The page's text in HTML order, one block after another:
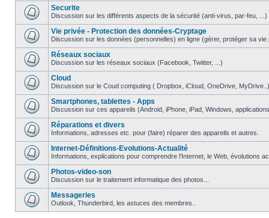
Securite
Discussion sur les différents aspects de la sécurité (anti-virus, par-feu, ...)
Vie privée - Protection des données-Cryptage
Discussion sur les données (personnelles) en ligne (gérer, protéger sa
Réseaux sociaux
Discussion sur les réseaux sociaux (Facebook, Twitter, ...)
Cloud
Discussion sur le Coud computing ( Dropbox, iCloud, OneDrive, MyDrive..)
Smartphones, tablettes - Apps
Discussion sur ces appareils (Android, iPhone, iPad, Windows,
Réparations et divers
Informations, adresses etc. pour (faire) réparer des appareils et autres.
Internet-Définitions-Evolutions-Actualité
Informations, explications pour comprendre l'Internet, le Web, évolutions
Photos-video-son
Discussion sur le traitement informatique des photos...
Messageries
Outlook, Thunderbird, les astuces des membres..